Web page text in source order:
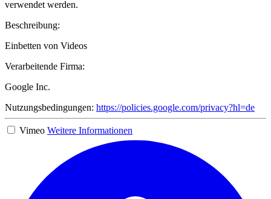
verwendet werden.
Beschreibung:
Einbetten von Videos
Verarbeitende Firma:
Google Inc.
Nutzungsbedingungen: https://policies.google.com/privacy?hl=de
Vimeo Weitere Informationen